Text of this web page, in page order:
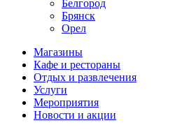
Белгород
Брянск
Орел
Магазины
Кафе и рестораны
Отдых и развлечения
Услуги
Мероприятия
Новости и акции